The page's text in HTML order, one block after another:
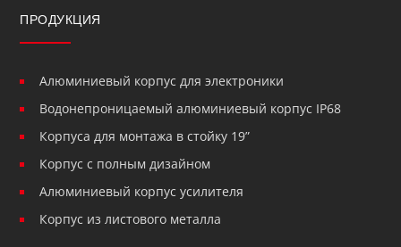
ПРОДУКЦИЯ
Алюминиевый корпус для электроники
Водонепроницаемый алюминиевый корпус IP68
Корпуса для монтажа в стойку 19”
Корпус с полным дизайном
Алюминиевый корпус усилителя
Корпус из листового металла